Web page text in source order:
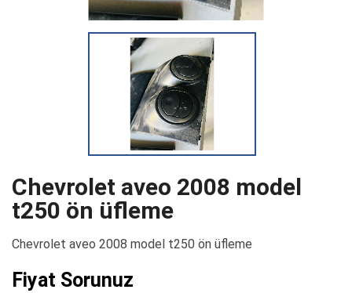
Chevrolet aveo 2008 model
t250 ön üfleme
Chevrolet aveo 2008 model t250 ön üfleme
Fiyat Sorunuz